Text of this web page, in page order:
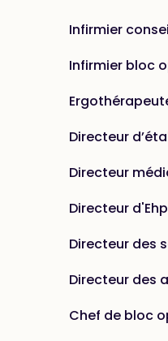
Infirmier
Infirmier bloc
Directeur
Directeur
Directeur
Directeur des
Directeur des
Chef de bloc